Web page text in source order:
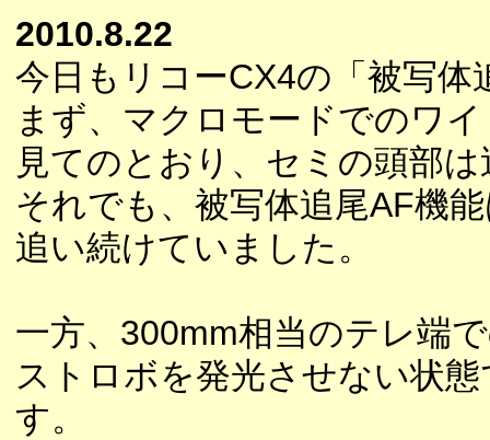
2010.8.22
今日もリコーCX4の「被写
まず、マクロモードでのワ
見てのとおり、セミの頭部
それでも、被写体追尾AF機
追い続けていました。
一方、300mm相当のテレ端
ストロボを発光させない状
す。